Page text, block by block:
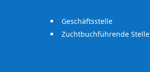
Geschäftsstelle
Zuchtbuchführende Stelle